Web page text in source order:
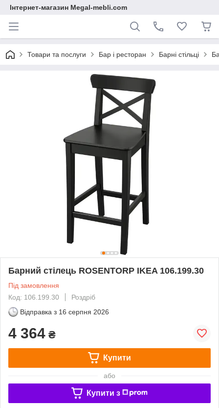
Інтернет-магазин Megal-mebli.com
Товари та послуги Бар і ресторан Барні стільці
Барний стілець ROSENTORP IKEA 106.199.30
Під замовлення
Код: 106.199.30
Роздріб
Відправка з 16 серпня 2026
4 364 ₴
Купити
або
Купити з